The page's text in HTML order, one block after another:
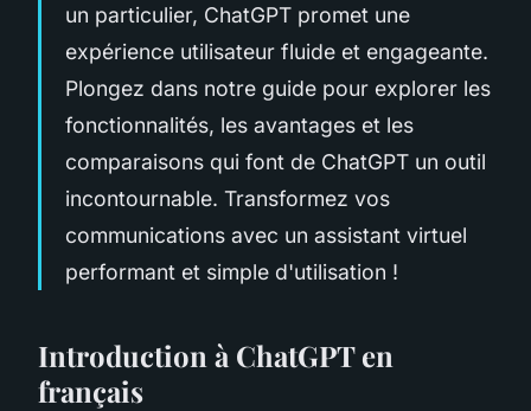
un particulier, ChatGPT promet une
expérience utilisateur fluide et engageante.
Plongez dans notre guide pour explorer les
fonctionnalités, les avantages et les
comparaisons qui font de ChatGPT un outil
incontournable. Transformez vos
communications avec un assistant virtuel
performant et simple d'utilisation !
Introduction à ChatGPT en
français